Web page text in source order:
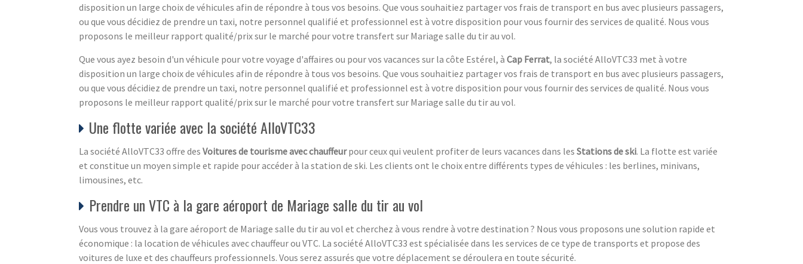
disposition un large choix de véhicules afin de répondre à tous vos besoins. Que vous souhaitiez partager vos frais de transport en bus avec plusieurs passagers,
ou que vous décidiez de prendre un taxi, notre personnel qualifié et professionnel est à votre disposition pour vous fournir des services de qualité. Nous vous
proposons le meilleur rapport qualité/prix sur le marché pour votre transfert sur Mariage salle du tir au vol.
Que vous ayez besoin d'un véhicule pour votre voyage d'affaires ou pour vos vacances sur la côte Estérel, à Cap Ferrat, la société AlloVTC33 met à votre
disposition un large choix de véhicules afin de répondre à tous vos besoins. Que vous souhaitiez partager vos frais de transport en bus avec plusieurs passagers,
ou que vous décidiez de prendre un taxi, notre personnel qualifié et professionnel est à votre disposition pour vous fournir des services de qualité. Nous vous
proposons le meilleur rapport qualité/prix sur le marché pour votre transfert sur Mariage salle du tir au vol.
Une flotte variée avec la société AlloVTC33
La société AlloVTC33 offre des Voitures de tourisme avec chauffeurpour ceux qui veulent profiter de leurs vacances dans les Stations de ski. La flotte est variée
et constitue un moyen simple et rapide pour accéder à la station de ski. Les clients ont le choix entre différents types de véhicules : les berlines, minivans,
limousines, etc.
Prendre un VTC à la gare aéroport de Mariage salle du tir au vol
Vous vous trouvez à la gare aéroport de Mariage salle du tir au vol et cherchez à vous rendre à votre destination ? Nous vous proposons une solution rapide et
économique : la location de véhicules avec chauffeur ou VTC. La société AlloVTC33 est spécialisée dans les services de ce type de transports et propose des
voitures de luxe et des chauffeurs professionnels. Vous serez assurés que votre déplacement se déroulera en toute sécurité.